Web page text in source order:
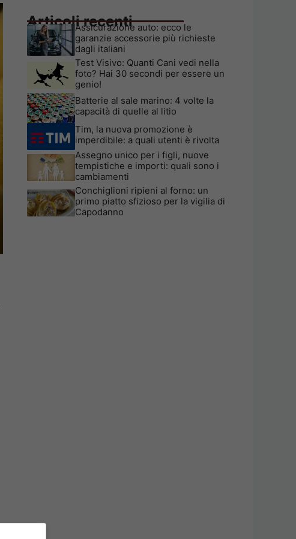
Articoli recenti
Assicurazione auto: ecco le
garanzie accessorie più richieste
dagli italiani
Test Visivo: Quanti Cani vedi nella
foto? Hai 30 secondi per essere un
genio!
Batterie al sale marino: 4 volte la
capacità di quelle al litio
Tim, la nuova promozione è
imperdibile: a quali utenti è rivolta
Assegno unico per i figli, nuove
tempistiche e importi: quali sono i
cambiamenti
Conchiglioni ripieni al forno: un
primo piatto sfizioso per la vigilia di
Capodanno